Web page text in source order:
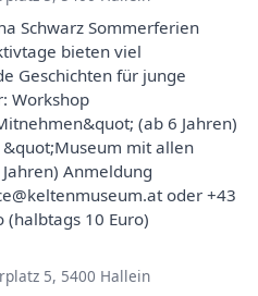
Schwarz Sommerferien
bieten viel
Geschichten für junge
Workshop
(ab 6 Jahren)
mit allen
Anmeldung
oder +43
(halbtags 10 Euro)
5, 5400 Hallein